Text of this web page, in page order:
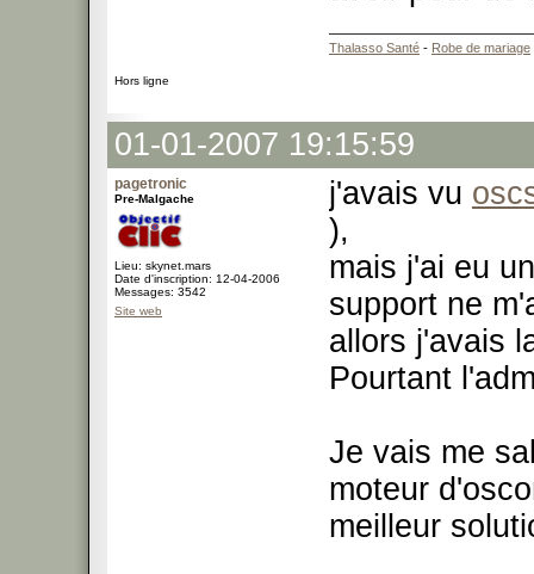
Thalasso Santé - Robe de mariage
Hors ligne
01-01-2007 19:15:59
pagetronic
Pre-Malgache
Lieu: skynet.mars
Date d'inscription: 12-04-2006
Messages: 3542
Site web
j'avais vu
),
mais j'ai eu
support ne
allors j'avais
Pourtant
Je vais me
moteur
meilleur